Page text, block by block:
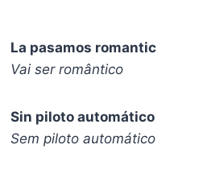
La pasamos romantic
Vai ser romântico
Sin piloto automático
Sem piloto automático